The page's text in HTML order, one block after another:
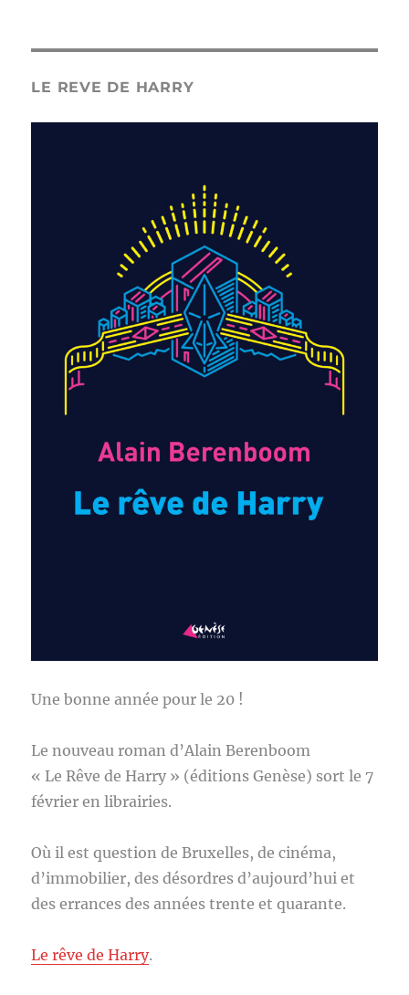
LE REVE DE HARRY
Une bonne année pour le 20 !
Le nouveau roman d’Alain Berenboom
« Le Rêve de Harry » (éditions Genèse) sort le 7
février en librairies.
Où il est question de Bruxelles, de cinéma,
d’immobilier, des désordres d’aujourd’hui et
des errances des années trente et quarante.
Le rêve de Harry.